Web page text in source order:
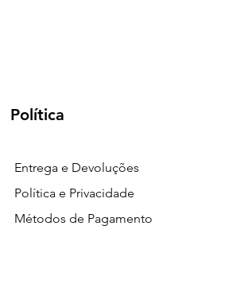
Política
Entrega e Devoluções
Política e Privacidade
Métodos de Pagamento